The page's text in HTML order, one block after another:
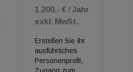
1.200,- € / Jahr
exkl. MwSt.
Erstellen Sie Ihr
ausführliches
Personenprofil,